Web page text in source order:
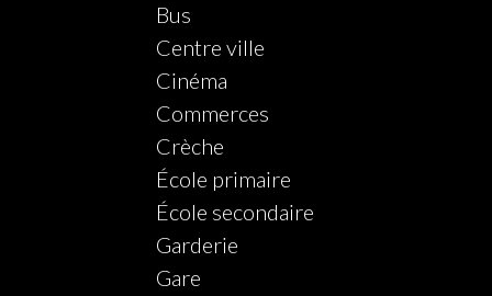
Bus
Centre ville
Cinéma
Commerces
Crèche
École primaire
École secondaire
Garderie
Gare